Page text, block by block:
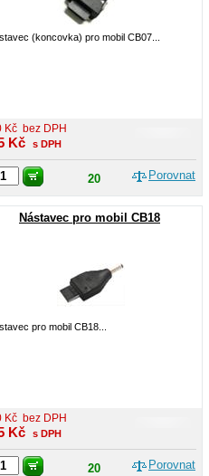
(koncovka) pro mobil CB07...
Kč bez DPH
Kč s DPH
Porovnat
20
Nástavec pro mobil CB18
pro mobil CB18...
Kč bez DPH
Kč s DPH
Porovnat
20